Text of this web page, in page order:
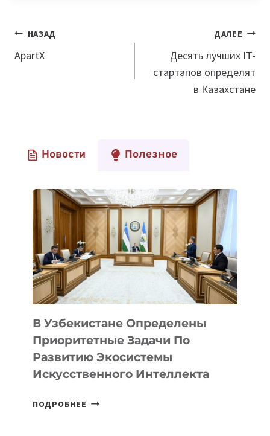
Навигация
по
НАЗАД
ApartX
ДАЛЕЕ
Десять лучших IT-
стартапов определят
в Казахстане
Новости Полезное
В Узбекистане Определены
Приоритетные Задачи По
Развитию Экосистемы
Искусственного Интеллекта
ПОДРОБНЕЕ В